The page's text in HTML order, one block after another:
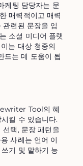
케팅 담당자는 문
매력적이고 매력
련된 문장을 입
소셜 미디어 플랫
는 대상 청중의
드는 데 도움이 됩
Tool의 혜
킬 수 있습니다.
선택, 문장 패턴을
사례는 언어 이
기 및 말하기 능